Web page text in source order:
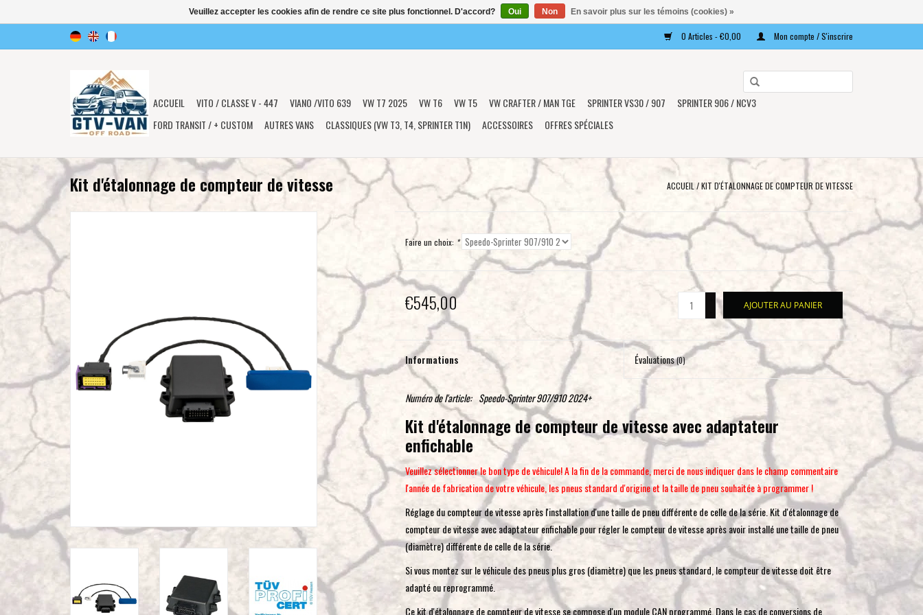
0 Articles - €0,00 Mon compte / S'inscrire
pour
sélectionner
résultat
Entrée
pour
de
recherche
sélectionné.
Les
utilisateurs
d'appareils
tactiles
peuvent
de
gestes
tels
ACCUEIL VITO / CLASSE V - 447 VIANO /VITO 639 VW T7 2025 VW T6 VW T5 VW CRAFTER / MAN TGE SPRINTER VS30 / 907
SPRINTER 906 / NCV3
FORD TRANSIT / + CUSTOM
AUTRES VANS CLASSIQUES (VW T3, T4, SPRINTER T1N) ACCESSOIRES OFFRES SPÉCIALES
Kit d'étalonnage de compteur de vitesse ACCUEIL /KIT D'ÉTALONNAGE DE COMPTEUR DE VITESSE
Faire un choix: *
€545,00 AJOUTER AU PANIER
Informations Évaluations(0)
Numéro de l'article: Speedo-Sprinter 907/910 2024+
Kit d'étalonnage de compteur de vitesse avec adaptateur
enfichable
Veuillez sélectionner le bon type de véhicule! A la fin de la commande, merci de nous indiquer dans le champ commentaire
l'année de fabrication de votre véhicule, les pneus standard d'origine et la taille de pneu souhaitée à programmer !
Réglage du compteur de vitesse après l'installation d'une taille de pneu différente de celle de la série. Kit d'étalonnage de
compteur de vitesse avec adaptateur enfichable pour régler le compteur de vitesse après avoir installé une taille de pneu
(diamètre) différente de celle de la série.
Si vous montez sur le véhicule des pneus plus gros (diamètre) que les pneus standard, le compteur de vitesse doit être
adapté ou reprogrammé.
Ce kit d'étalonnage de compteur de vitesse se compose d'un module CAN programmé. Dans le cas de conversions de
Veuillez accepter les cookies afin de rendre ce site plus fonctionnel. D'accord? Oui Non En savoir plus sur les témoins (cookies) »